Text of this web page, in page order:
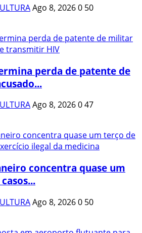
Ago 8, 20260 50
perda de patente de
Ago 8, 2026047
concentra quase um
Ago 8, 20260 50